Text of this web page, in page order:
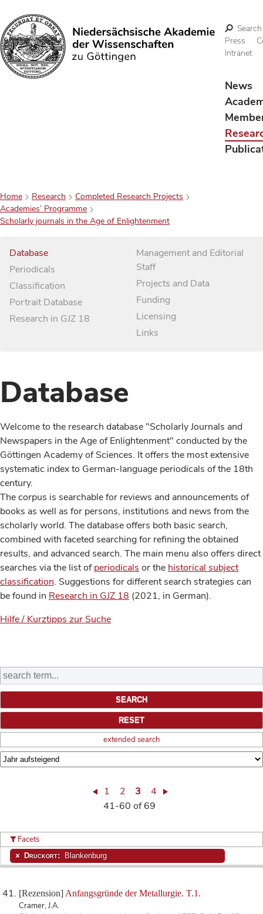
Search
Search
Press
Intranet
News
Home Research
Completed Research Projects
Academies’ Programme
Scholarly journals in the Age of Enlightenment
Database
Periodicals
Classification
Portrait Database
Research in GJZ 18
Management and Editorial
Staff
Projects and Data
Funding
Licensing
Links
Database
Welcome to the research database "Scholarly Journals and
Newspapers in the Age of Enlightenment" conducted by the
Göttingen Academy of Sciences. It offers the most extensive
systematic index to German-language periodicals of the 18th
century.
The corpus is searchable for reviews and announcements of
books as well as for persons, institutions and news from the
scholarly world. The database offers both basic search,
combined with faceted searching for refining the obtained
results, and advanced search. The main menu also offers direct
searches via the list ofperiodicals or the historical subject
classification. Suggestions for different search strategies can
be found in Research in GJZ 18 (2021, in German).
Hilfe / Kurztipps zur Suche
extended search
1 2 3
4
41-60 of 69
[Rezension] Anfangsgründe der Metallurgie. T.1.
Cramer, J.A.
Facets
Druckort: Blankenburg